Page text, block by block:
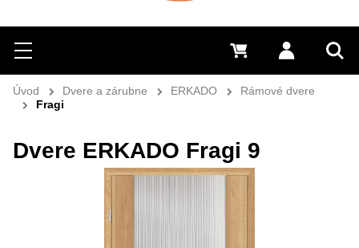
Hľadať
Menu Prihlásiť
0 €
Úvod Dvere a zárubne ERKADO
Rámové dvere
Fragi
Dvere ERKADO Fragi 9